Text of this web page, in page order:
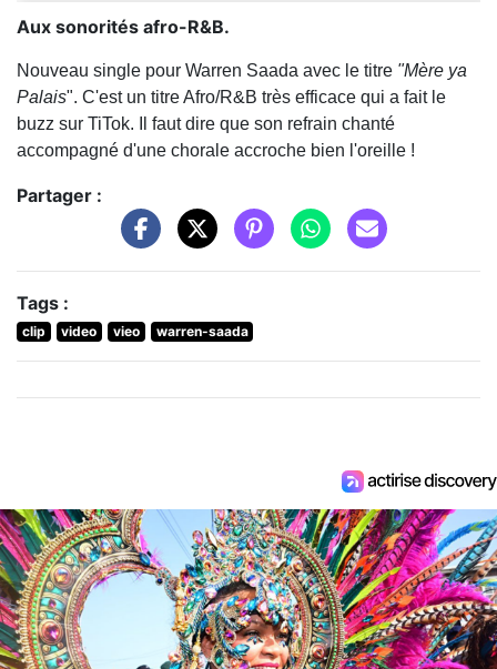
Aux sonorités afro-R&B.
Nouveau single pour Warren Saada avec le titre "Mère ya
Palais". C'est un titre Afro/R&B très efficace qui a fait le
buzz sur TiTok. Il faut dire que son refrain chanté
accompagné d'une chorale accroche bien l'oreille !
Partager :
Tags :
clip video vieo warren-saada